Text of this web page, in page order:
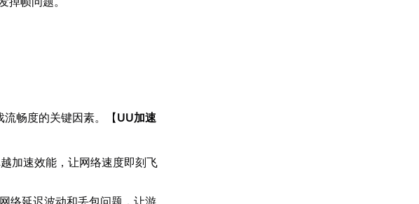
畅度的关键因素。【UU加速
加速效能，让网络速度即刻飞
络延迟波动和丢包问题，让游